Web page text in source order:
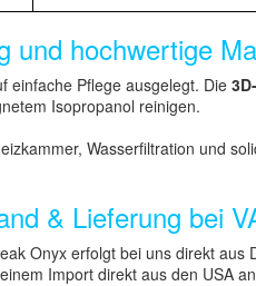
und hochwertige
einfache Pflege ausgelegt. Die
Isopropanol reinigen.
Wasserfiltration und
& Lieferung bei
Onyx erfolgt bei uns direkt
Import direkt aus den USA